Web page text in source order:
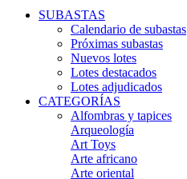
SUBASTAS
Calendario de subastas
Próximas subastas
Nuevos lotes
Lotes destacados
Lotes adjudicados
CATEGORÍAS
Alfombras y tapices
Arqueología
Art Toys
Arte africano
Arte oriental